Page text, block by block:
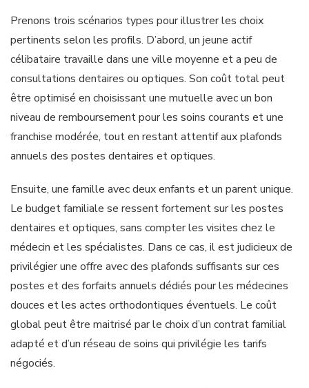
Prenons trois scénarios types pour illustrer les choix
pertinents selon les profils. D’abord, un jeune actif
célibataire travaille dans une ville moyenne et a peu de
consultations dentaires ou optiques. Son coût total peut
être optimisé en choisissant une mutuelle avec un bon
niveau de remboursement pour les soins courants et une
franchise modérée, tout en restant attentif aux plafonds
annuels des postes dentaires et optiques.
Ensuite, une famille avec deux enfants et un parent unique.
Le budget familiale se ressent fortement sur les postes
dentaires et optiques, sans compter les visites chez le
médecin et les spécialistes. Dans ce cas, il est judicieux de
privilégier une offre avec des plafonds suffisants sur ces
postes et des forfaits annuels dédiés pour les médecines
douces et les actes orthodontiques éventuels. Le coût
global peut être maitrisé par le choix d’un contrat familial
adapté et d’un réseau de soins qui privilégie les tarifs
négociés.